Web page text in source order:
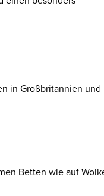
in Großbritannien und
Betten wie auf